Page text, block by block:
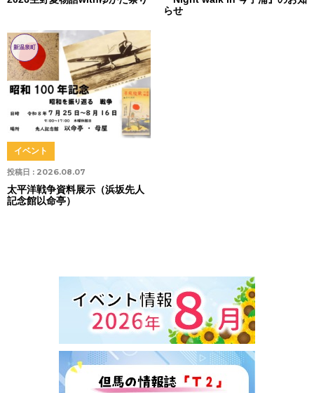
らせ
新温泉町
投稿日 : 2026.08.07
イベント
太平洋戦争資料展示（浜坂先人
記念館以命亭）